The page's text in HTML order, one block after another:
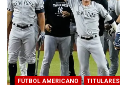
FÚTBOL AMERICANO TITULARES